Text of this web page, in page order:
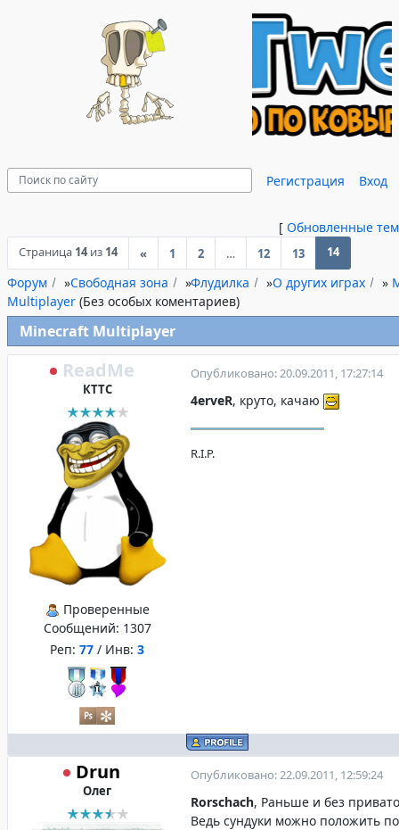
Регистрация Вход
[ Обновленные
Страница 14из 14 « 1 2 … 12 13 14
Форум »Свободная зона »Флудилка »О других играх »
Multiplayer (Без особых коментариев)
Minecraft Multiplayer
ReadMe
КТТС
Проверенные
Сообщений: 1307
Реп: 77 / Инв: 3
Опубликовано: 20.09.2011, 17:27:14
4erveR, круто, качаю
R.I.P.
Drun
Олег
Опубликовано: 22.09.2011, 12:59:24
Rorschach, Раньше и без
Ведь сундуки можно положить